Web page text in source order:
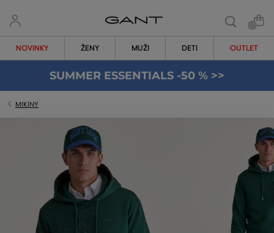
NOVINKY ŽENY MUŽI DETI OUTLET
SUMMER ESSENTIALS -50 % >>
MIKINY